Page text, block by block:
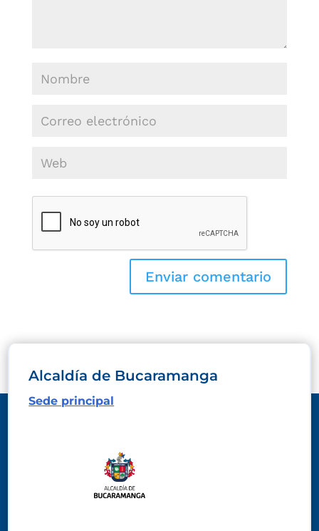
Alcaldía de Bucaramanga
Sede principal